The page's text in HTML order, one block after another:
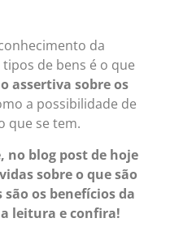
da
de bens é o que
assertiva sobre os
a possibilidade de
que se tem.
no blog post de hoje
sobre o que são
os benefícios da
a leitura e confira!